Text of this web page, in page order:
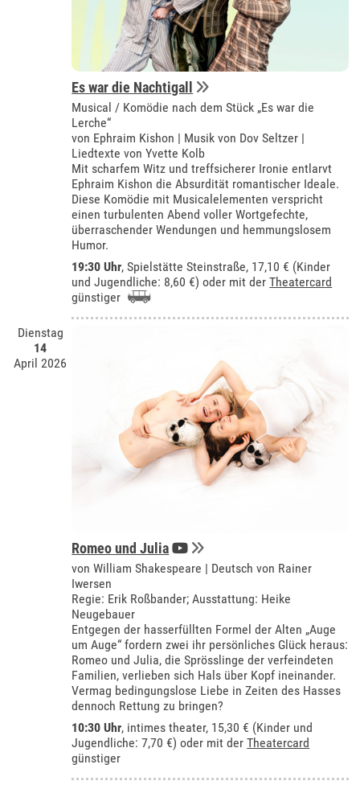
Es war die Nachtigall
Musical / Komödie nach dem Stück „Es war die
Lerche“
von Ephraim Kishon | Musik von Dov Seltzer |
Liedtexte von Yvette Kolb
Mit scharfem Witz und treffsicherer Ironie entlarvt
Ephraim Kishon die Absurdität romantischer Ideale.
Diese Komödie mit Musicalelementen verspricht
einen turbulenten Abend voller Wortgefechte,
überraschender Wendungen und hemmungslosem
Humor.
19:30 Uhr, Spielstätte Steinstraße, 17,10 € (Kinder
und Jugendliche: 8,60 €) oder mit derTheatercard
günstiger
Dienstag
14
April 2026
Romeo und Julia
von William Shakespeare | Deutsch von Rainer
Iwersen
Regie: Erik Roßbander; Ausstattung: Heike
Neugebauer
Entgegen der hasserfüllten Formel der Alten „Auge
um Auge“ fordern zwei ihr persönliches Glück heraus:
Romeo und Julia, die Sprösslinge der verfeindeten
Familien, verlieben sich Hals über Kopf ineinander.
Vermag bedingungslose Liebe in Zeiten des Hasses
dennoch Rettung zu bringen?
10:30 Uhr, intimes theater, 15,30 € (Kinder und
Jugendliche: 7,70 €) oder mit derTheatercard
günstiger